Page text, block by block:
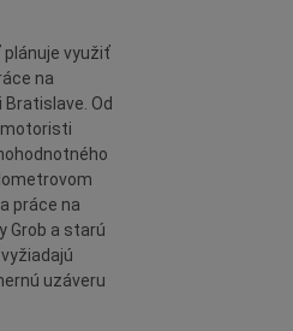
plánuje využiť
na
Od
motoristi
práce na
Grob a starú
uzáveru